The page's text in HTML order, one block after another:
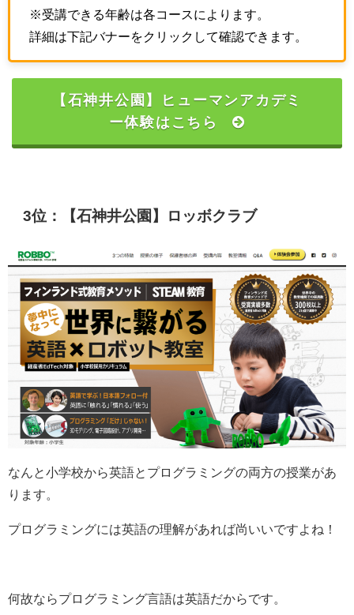
※受講できる年齢は各コースによります。
詳細は下記バナーをクリックして確認できます。
【石神井公園】ヒューマンアカデミ
ー体験はこちら
3位：【石神井公園】ロッボクラブ
なんと小学校から英語とプログラミングの両方の授業があ
ります。
プログラミングには英語の理解があれば尚いいですよね！
何故ならプログラミング言語は英語だからです。